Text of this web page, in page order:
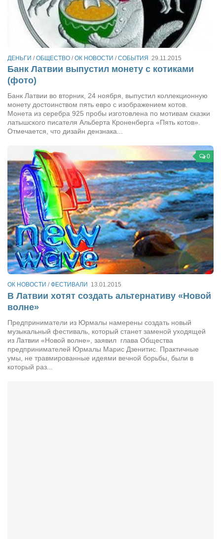
Режиссёры
Художники
Надія Белокур
Анна Гидора
Леонтий Костур
Ирина Проценко
Александр Садовский
Сергей Степанов
Анна Черненко
Марина Фенота
Гостиная
Он и Она
Конкурсы
Фестиваль. Конкурс «Колибри» 2017
Конкурс «Колибри» 2016
Конкурс «Колибри» 2015
Литературный конкурс «Я люблю Украину»
Конкурс «Колибри — детям!» 2014
Конкурс «Колибри» 2013
Интервью
ДЕНЬГИ /ОБЩЕСТВО /ОК НОВОСТИ /СОБЫТИЯ 29.11.2015
Банк Латвии выпустил монету с котиками
(фото)
Банк Латвии во вторник, 24 ноября, выпустил коллекционную
монету достоинством пять евро с изображением котов.
Монета из серебра 925 пробы изготовлена по мотивам сказки
латышского писателя Альберта Кроненберга «Пять котов».
Отмечается, что дизайн дензнака...
0
ОК НОВОСТИ /ФЕСТИВАЛИ 13.01.2015
В Латвии хотят создать альтернативу «Новой
волне»
Предприниматели из Юрмалы намерены создать новый
музыкальный фестиваль, который станет заменой уходящей
из Латвии «Новой волне», заявил глава Общества
предпринимателей Юрмалы Марис Дзенитис. Практичные
умы, не травмированные идеями вечной борьбы, были в
который раз...